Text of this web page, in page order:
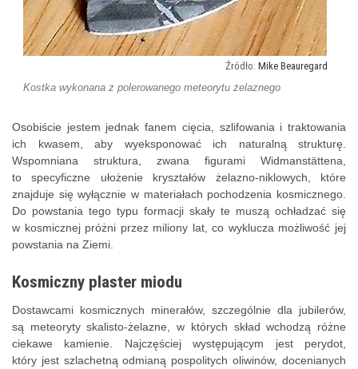
Mike Beauregard
Kostka wykonana z polerowanego meteorytu żelaznego
Osobiście jestem jednak fanem cięcia, szlifowania i traktowania
ich kwasem, aby wyeksponować ich naturalną strukturę.
Wspomniana struktura, zwana figurami Widmanstättena,
to specyficzne ułożenie kryształów żelazno-niklowych, które
znajduje się wyłącznie w materiałach pochodzenia kosmicznego.
Do powstania tego typu formacji skały te muszą ochładzać się
w kosmicznej próżni przez miliony lat, co wyklucza możliwość jej
powstania na Ziemi.
Kosmiczny plaster miodu
Dostawcami kosmicznych minerałów, szczególnie dla jubilerów,
są meteoryty skalisto-żelazne, w których skład wchodzą różne
ciekawe kamienie. Najczęściej występującym jest perydot,
który jest szlachetną odmianą pospolitych oliwinów, docenianych